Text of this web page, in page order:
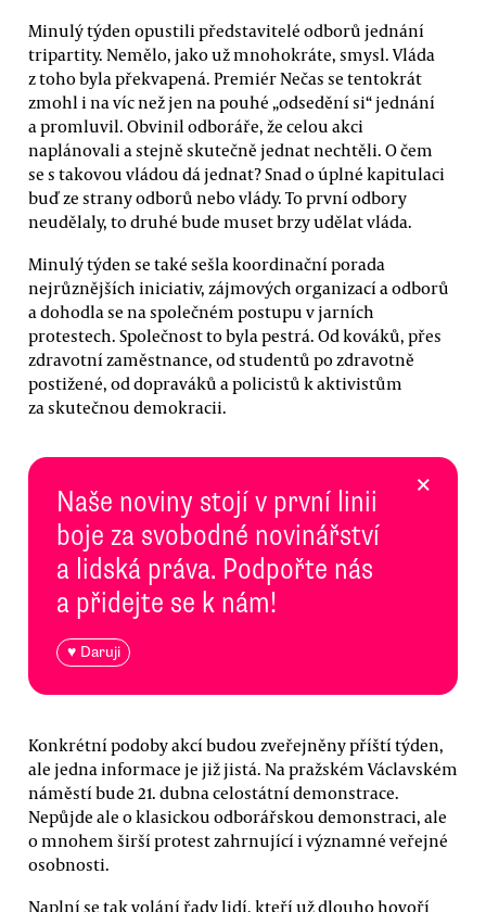
Minulý týden opustili představitelé odborů jednání
tripartity. Nemělo, jako už mnohokráte, smysl. Vláda
z toho byla překvapená. Premiér Nečas se tentokrát
zmohl i na víc než jen na pouhé „odsedění si“ jednání
a promluvil. Obvinil odboráře, že celou akci
naplánovali a stejně skutečně jednat nechtěli. O čem
se s takovou vládou dá jednat? Snad o úplné kapitulaci
buď ze strany odborů nebo vlády. To první odbory
neudělaly, to druhé bude muset brzy udělat vláda.
Minulý týden se také sešla koordinační porada
nejrůznějších iniciativ, zájmových organizací a odborů
a dohodla se na společném postupu v jarních
protestech. Společnost to byla pestrá. Od kováků, přes
zdravotní zaměstnance, od studentů po zdravotně
postižené, od dopraváků a policistů k aktivistům
za skutečnou demokracii.
Naše noviny stojí v první linii
boje za svobodné novinářství
a lidská práva. Podpořte nás
a přidejte se k nám!
♥ Daruji
×
Konkrétní podoby akcí budou zveřejněny příští týden,
ale jedna informace je již jistá. Na pražském Václavském
náměstí bude 21. dubna celostátní demonstrace.
Nepůjde ale o klasickou odborářskou demonstraci, ale
o mnohem širší protest zahrnující i významné veřejné
osobnosti.
Naplní se tak volání řady lidí, kteří už dlouho hovoří